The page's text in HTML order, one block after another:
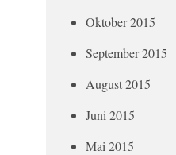
Oktober 2015
September 2015
August 2015
Juni 2015
Mai 2015